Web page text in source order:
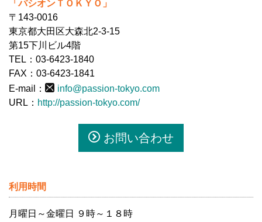
「パシオンＴＯＫＹＯ」
〒143-0016
東京都大田区大森北2-3-15
第15下川ビル4階
TEL：03-6423-1840
FAX：03-6423-1841
E-mail：
info@passion-tokyo.com
URL： http://passion-tokyo.com/
お問い合わせ
利用時間
月曜日～金曜日 ９時～１８時